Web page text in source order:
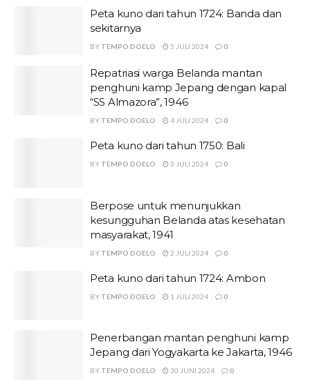
Peta kuno dari tahun 1724: Banda dan
sekitarnya
BY TEMPO DOELO 5 JULI 2024 0
Repatriasi warga Belanda mantan
penghuni kamp Jepang dengan kapal
“SS Almazora”, 1946
BY TEMPO DOELO 4 JULI 2024 0
Peta kuno dari tahun 1750: Bali
BY TEMPO DOELO 3 JULI 2024 0
Berpose untuk menunjukkan
kesungguhan Belanda atas kesehatan
masyarakat, 1941
BY TEMPO DOELO 2 JULI 2024 0
Peta kuno dari tahun 1724: Ambon
BY TEMPO DOELO 1 JULI 2024 0
Penerbangan mantan penghuni kamp
Jepang dari Yogyakarta ke Jakarta, 1946
BY TEMPO DOELO 30 JUNI 2024 0